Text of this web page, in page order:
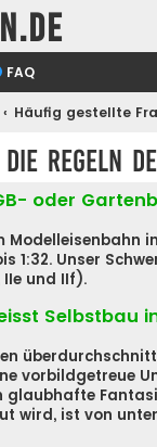
FAQ
Häufig gestellte
Regeln
oder
Modelleisenbahn
1:32. Unser
IIe und IIf).
Selbstbau
vorbildgetreue
glaubhafte
wird, ist von